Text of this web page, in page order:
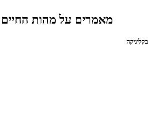
מאמרים על מהות
בקליניקה